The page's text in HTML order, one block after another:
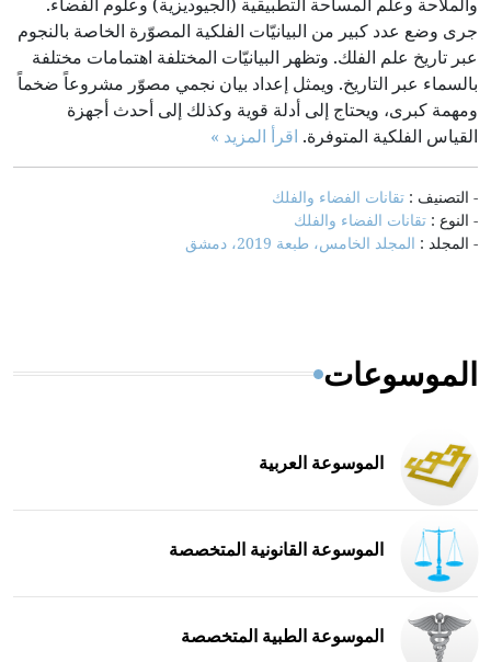
جرى وضع عدد كبير من البيانيّات الفلكية المصوّرة الخاصة بالنجوم
عبر تاريخ علم الفلك. وتظهر البيانيّات المختلفة اهتمامات مختلفة
بالسماء عبر التاريخ. ويمثل إعداد بيان نجمي مصوّر مشروعاً ضخماً
ومهمة كبرى، ويحتاج إلى أدلة قوية وكذلك إلى أحدث أجهزة
القياس الفلكية المتوفرة. اقرأ المزيد »
- التصنيف : تقانات الفضاء والفلك
- النوع : تقانات الفضاء والفلك
- المجلد : المجلد الخامس، طبعة 2019، دمشق
الموسوعات
الموسوعة العربية
الموسوعة القانونية المتخصصة
الموسوعة الطبية المتخصصة